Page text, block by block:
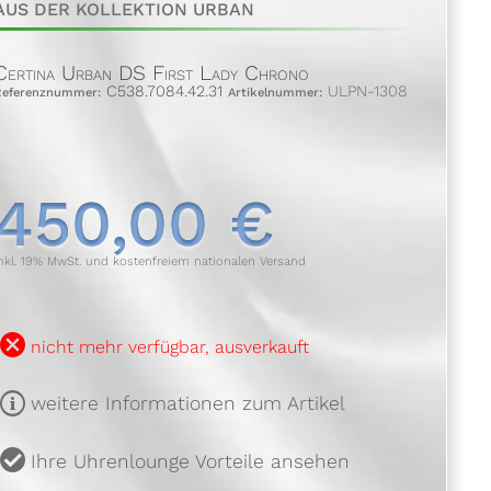
DER KOLLEKTION URBAN
Urban DS First Lady Chrono
C538.7084.42.31 Artikelnummer:ULPN-1308
€
19% MwSt. und kostenfreiem nationalen Versand
nicht mehr verfügbar, ausverkauft
weitere Informationen zum Artikel
Ihre Uhrenlounge Vorteile ansehen